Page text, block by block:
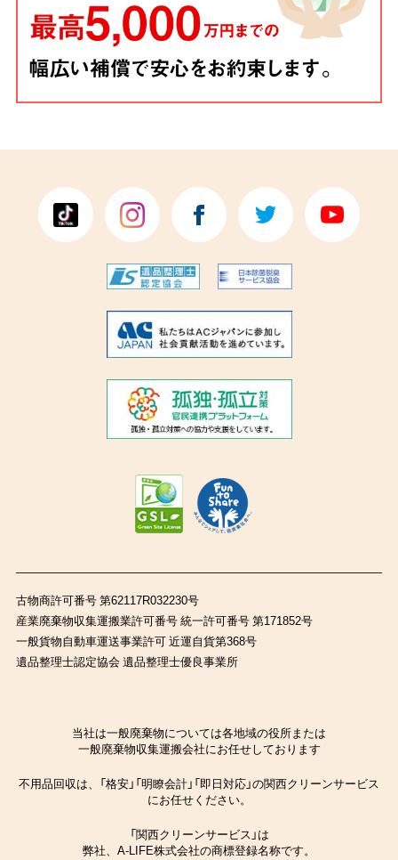
古物商許可番号 第62117R032230号
産業廃棄物収集運搬業許可番号 統一許可番号 第171852号
一般貨物自動車運送事業許可 近運自貨第368号
遺品整理士認定協会 遺品整理士優良事業所
当社は一般廃棄物については各地域の役所または
一般廃棄物収集運搬会社にお任せしております
不用品回収は、「格安」「明瞭会計」「即日対応」の関西クリーンサービス
にお任せください。
「関西クリーンサービス」は
弊社、A-LIFE株式会社の商標登録名称です。